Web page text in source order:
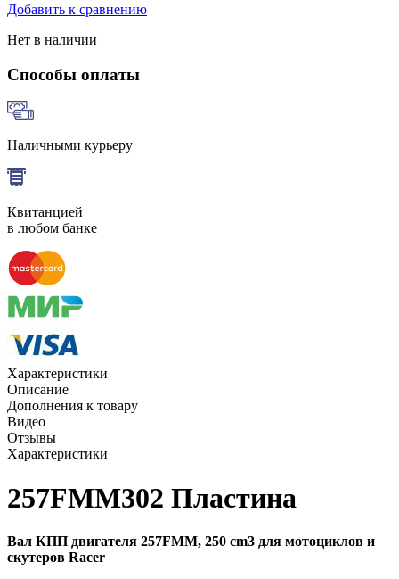
Добавить к сравнению
Нет в наличии
Способы оплаты
Наличными курьеру
Квитанцией
в любом банке
Характеристики
Описание
Дополнения к товару
Видео
Отзывы
Характеристики
257FMM302 Пластина
Вал КПП двигателя 257FMM, 250 cm3 для мотоциклов и
скутеров Racer